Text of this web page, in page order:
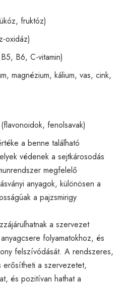
fruktóz)
oxidáz)
B6, C-vitamin)
magnézium, kálium, vas, cink,
fenolsavak)
a benne található
védenek a sejtkárosodás
megfelelő
anyagok, különösen a
a pajzsmirigy
a szervezet
folyamatokhoz, és
felszívódását. A rendszeres,
erősítheti a szervezetet,
és pozitívan hathat a